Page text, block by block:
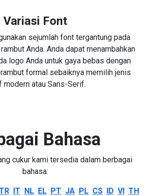
Variasi Font
sejumlah font tergantung pada
Anda. Anda dapat menambahkan
logo Anda untuk gaya bebas dengan
formal sebaiknya memilih jenis
modern atau Sans-Serif.
Bahasa
cukur kami tersedia dalam berbagai
bahasa:
IT NL EL PT JA PL CS ID VI TH